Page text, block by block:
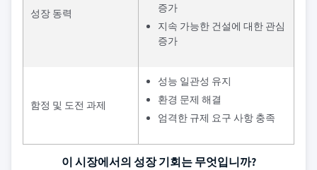
성장 동력
증가
지속 가능한 건설에 대한 관심
증가
함정 및 도전 과제
성능 일관성 유지
환경 문제 해결
엄격한 규제 요구 사항 충족
이 시장에서의 성장 기회는 무엇입니까?